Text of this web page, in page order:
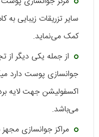
سایر تزریقات زیبایی
کمک می‌نماید.
از جمله یکی دیگر از
جوانسازی پوست دارد
اکسفولیشن جهت لایه
می‌باشد.
مراکز جوانسازی